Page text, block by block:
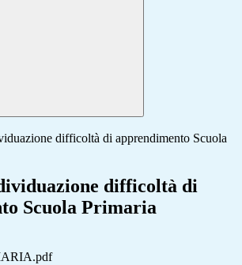
difficoltà di apprendimento Scuola
difficoltà di
Scuola Primaria